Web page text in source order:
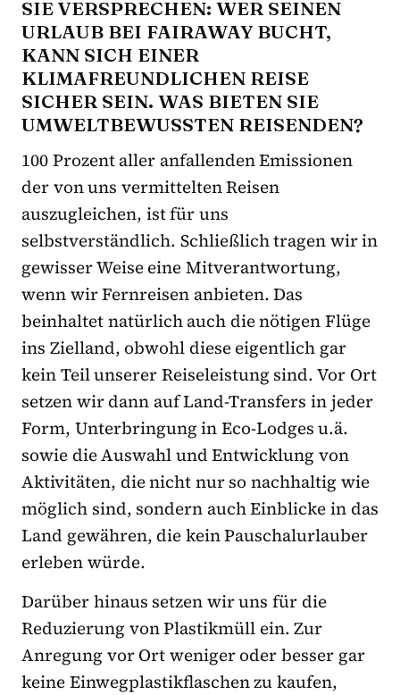
SIE VERSPRECHEN: WER SEINEN
URLAUB BEI FAIRAWAY BUCHT,
KANN SICH EINER
KLIMAFREUNDLICHEN REISE
SICHER SEIN. WAS BIETEN SIE
UMWELTBEWUSSTEN REISENDEN?
100 Prozent aller anfallenden Emissionen
der von uns vermittelten Reisen
auszugleichen, ist für uns
selbstverständlich. Schließlich tragen wir in
gewisser Weise eine Mitverantwortung,
wenn wir Fernreisen anbieten. Das
beinhaltet natürlich auch die nötigen Flüge
ins Zielland, obwohl diese eigentlich gar
kein Teil unserer Reiseleistung sind. Vor Ort
setzen wir dann auf Land-Transfers in jeder
Form, Unterbringung in Eco-Lodges u.ä.
sowie die Auswahl und Entwicklung von
Aktivitäten, die nicht nur so nachhaltig wie
möglich sind, sondern auch Einblicke in das
Land gewähren, die kein Pauschalurlauber
erleben würde.
Darüber hinaus setzen wir uns für die
Reduzierung von Plastikmüll ein. Zur
Anregung vor Ort weniger oder besser gar
keine Einwegplastikflaschen zu kaufen,